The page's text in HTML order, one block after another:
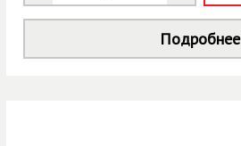
Подробнее